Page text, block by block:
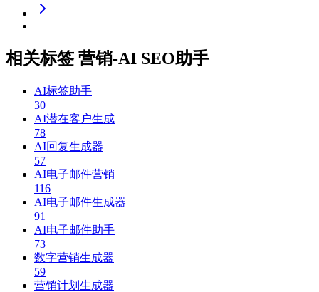
相关标签 营销-AI SEO助手
AI标签助手
30
AI潜在客户生成
78
AI回复生成器
57
AI电子邮件营销
116
AI电子邮件生成器
91
AI电子邮件助手
73
数字营销生成器
59
营销计划生成器